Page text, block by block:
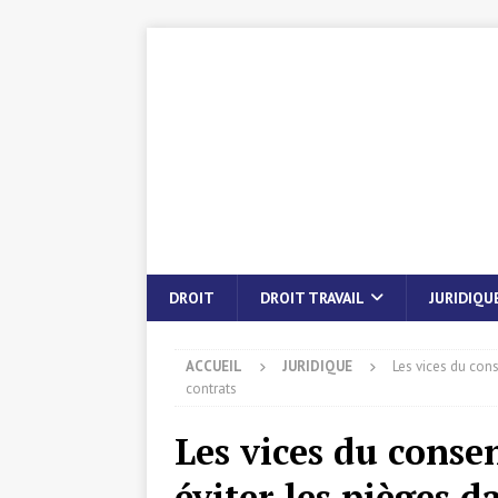
DROIT DROIT TRAVAIL
ACCUEIL JURIDIQUE
Les vices du
contrats
Les vices du